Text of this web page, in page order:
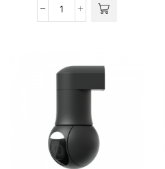
Ubiquiti
W
Camera
(White)
ποσότητα